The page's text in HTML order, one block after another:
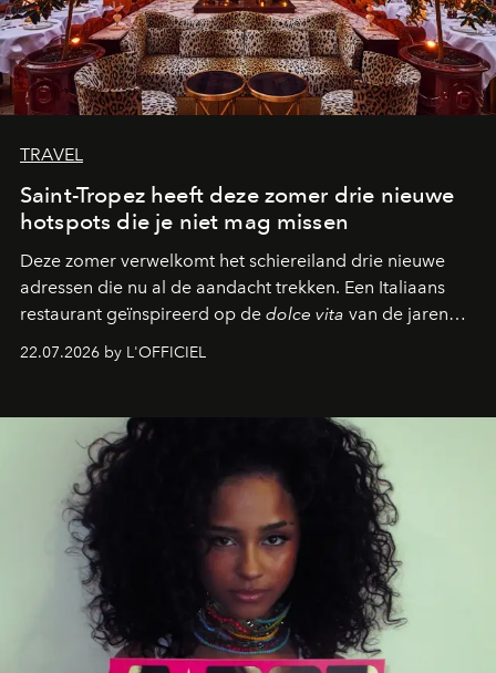
TRAVEL
Saint-Tropez heeft deze zomer drie nieuwe
hotspots die je niet mag missen
Deze zomer verwelkomt het schiereiland drie nieuwe
adressen die nu al de aandacht trekken. Een Italiaans
restaurant geïnspireerd op de dolce vita van de jaren
zestig, een Japanse hotspot die na zonsondergang
verandert in een bruisende ontmoetingsplek en de
neerstrijkt in Saint-Tropez. Dit zijn de nieuwe adressen
die deze zomer de toon zetten, van lange lunches tot
zwoele nachten.
22.07.2026 by L'OFFICIEL